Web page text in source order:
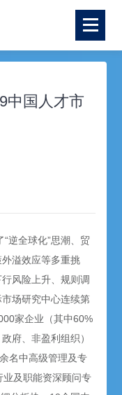
中国人才市
逆全球化”思潮、贸
溢效应等多重挑
风险上升、规则调
场研究中心连续第
家企业（其中60%
府、非盈利组织）
名中高级管理及专
及职能资深顾问专